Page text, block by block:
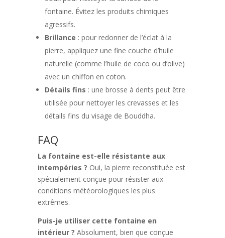
fontaine. Évitez les produits chimiques
agressifs.
Brillance : pour redonner de l’éclat à la
pierre, appliquez une fine couche d’huile
naturelle (comme l’huile de coco ou d’olive)
avec un chiffon en coton.
Détails fins : une brosse à dents peut être
utilisée pour nettoyer les crevasses et les
détails fins du visage de Bouddha.
FAQ
La fontaine est-elle résistante aux
intempéries ? Oui, la pierre reconstituée est
spécialement conçue pour résister aux
conditions météorologiques les plus
extrêmes.
Puis-je utiliser cette fontaine en
intérieur ? Absolument, bien que conçue